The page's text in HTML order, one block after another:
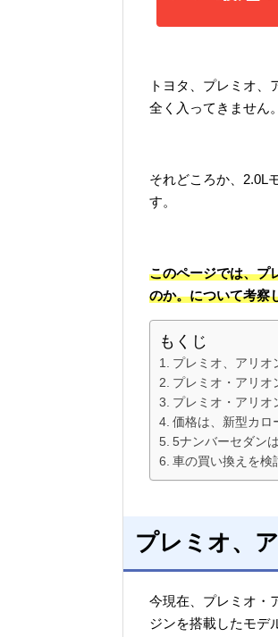
トヨタ、プレミオ
全く入ってきません。
それどころか、2.0L
す。
このページでは、プ
のか。について考察
もくじ
プレミオ、アリオ
プレミオ・アリオ
プレミオ・アリオ
価格は、新型カロ
5ナンバーセダン
車の買い換えを検
プレミオ、
今現在、プレミオ・
ジンを搭載したモデ